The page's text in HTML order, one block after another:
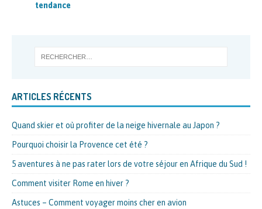
tendance
ARTICLES RÉCENTS
Quand skier et où profiter de la neige hivernale au Japon ?
Pourquoi choisir la Provence cet été ?
5 aventures à ne pas rater lors de votre séjour en Afrique du Sud !
Comment visiter Rome en hiver ?
Astuces – Comment voyager moins cher en avion